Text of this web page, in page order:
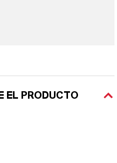
EL PRODUCTO